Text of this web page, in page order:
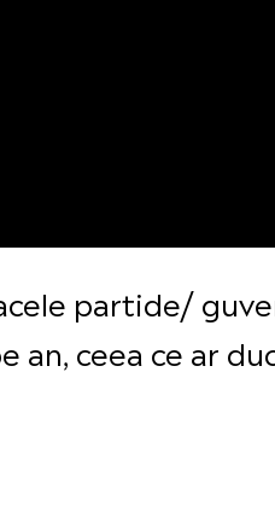
partide/
ceea ce ar